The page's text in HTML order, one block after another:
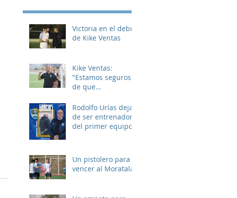
Victoria en el debut
de Kike Ventas
Kike Ventas:
"Estamos seguros
de que
muchos buenos
momentos"
Rodolfo Urías deja
de ser entrenador
del primer equipo
Un pistolero para
vencer al Moratalaz